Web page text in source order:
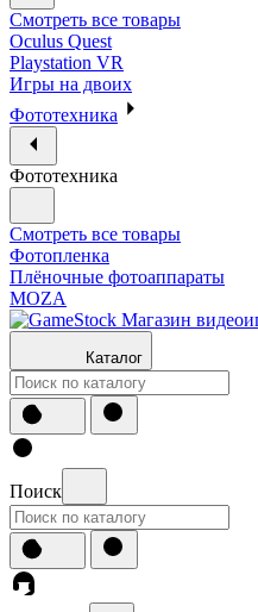
Смотреть все товары
Oculus Quest
Playstation VR
Игры на двоих
Фототехника
Фототехника
Смотреть все товары
Фотопленка
Плёночные фотоаппараты
MOZA
Каталог
Поиск